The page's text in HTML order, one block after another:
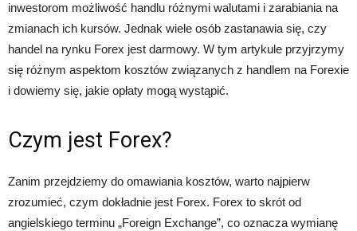
inwestorom możliwość handlu różnymi walutami i zarabiania na
zmianach ich kursów. Jednak wiele osób zastanawia się, czy
handel na rynku Forex jest darmowy. W tym artykule przyjrzymy
się różnym aspektom kosztów związanych z handlem na Forexie
i dowiemy się, jakie opłaty mogą wystąpić.
Czym jest Forex?
Zanim przejdziemy do omawiania kosztów, warto najpierw
zrozumieć, czym dokładnie jest Forex. Forex to skrót od
angielskiego terminu „Foreign Exchange”, co oznacza wymianę